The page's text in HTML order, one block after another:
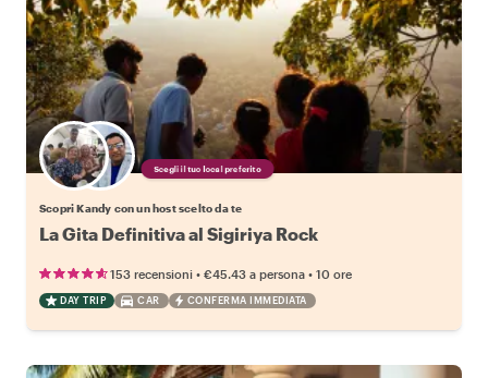
Scegli il tuo local preferito
Scopri Kandy con un host scelto da te
La Gita Definitiva al Sigiriya Rock
153 recensioni • €45.43 a persona • 10 ore
DAY TRIP CAR CONFERMA IMMEDIATA